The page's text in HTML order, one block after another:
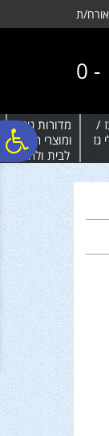
ת
-
0
/
גז
מדורות גינה
ומוצרי חימום
לבית ולחצר